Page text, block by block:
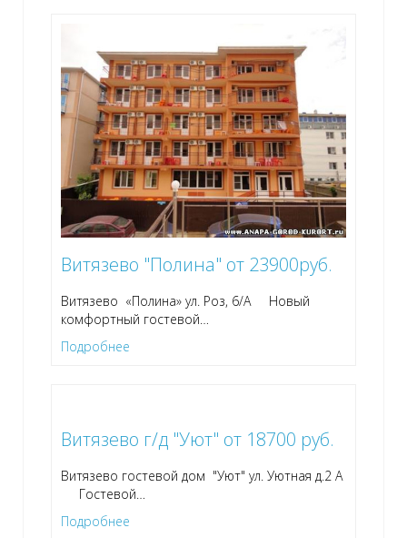
Витязево "Полина" от 23900руб.
Витязево «Полина» ул. Роз, 6/А Новый
комфортный гостевой…
Подробнее
Витязево г/д "Уют" от 18700 руб.
Витязево гостевой дом "Уют" ул. Уютная д.2 А
Гостевой…
Подробнее